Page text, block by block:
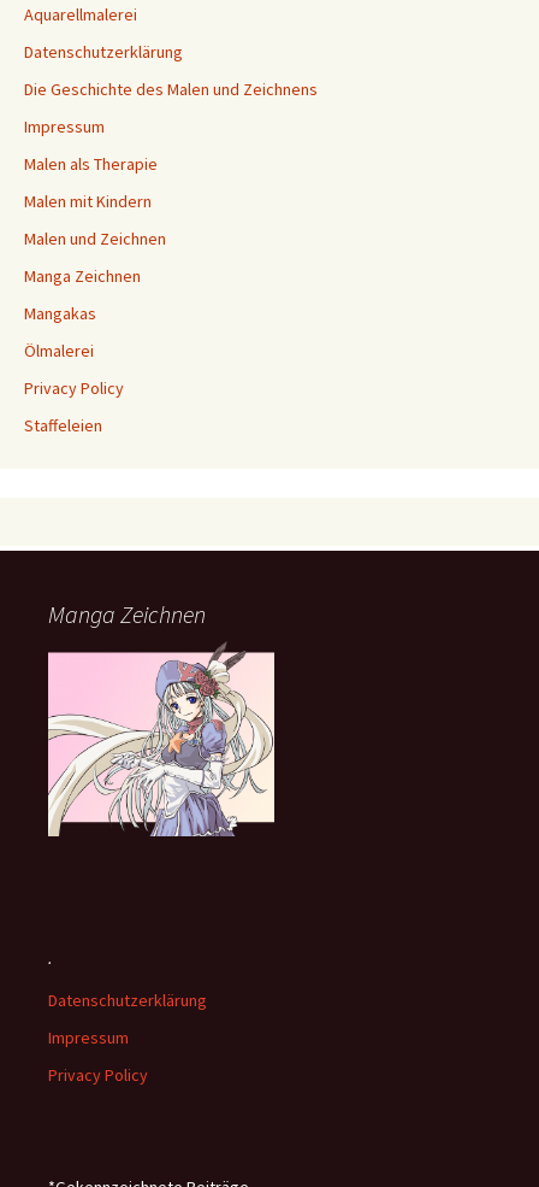
Aquarellmalerei
Datenschutzerklärung
Die Geschichte des Malen und Zeichnens
Impressum
Malen als Therapie
Malen mit Kindern
Malen und Zeichnen
Manga Zeichnen
Mangakas
Ölmalerei
Privacy Policy
Staffeleien
Manga Zeichnen
.
Datenschutzerklärung
Impressum
Privacy Policy